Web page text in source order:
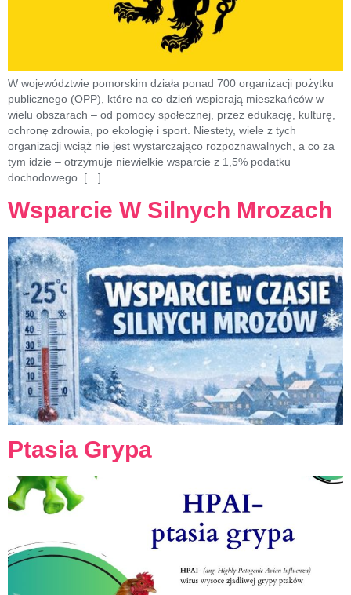
W województwie pomorskim działa ponad 700 organizacji pożytku
publicznego (OPP), które na co dzień wspierają mieszkańców w
wielu obszarach – od pomocy społecznej, przez edukację, kulturę,
ochronę zdrowia, po ekologię i sport. Niestety, wiele z tych
organizacji wciąż nie jest wystarczająco rozpoznawalnych, a co za
tym idzie – otrzymuje niewielkie wsparcie z 1,5% podatku
dochodowego. […]
Wsparcie W Silnych Mrozach
Ptasia Grypa